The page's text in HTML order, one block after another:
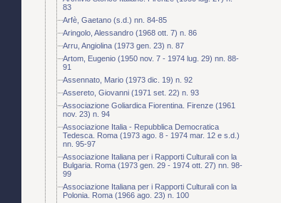
83
Arfè, Gaetano (s.d.) nn. 84-85
Aringolo, Alessandro (1968 ott. 7) n. 86
Arru, Angiolina (1973 gen. 23) n. 87
Artom, Eugenio (1950 nov. 7 - 1974 lug. 29) nn. 88-
91
Assennato, Mario (1973 dic. 19) n. 92
Assereto, Giovanni (1971 set. 22) n. 93
Associazione Goliardica Fiorentina. Firenze (1961
nov. 23) n. 94
Associazione Italia - Repubblica Democratica
Tedesca. Roma (1973 ago. 8 - 1974 mar. 12 e s.d.)
nn. 95-97
Associazione Italiana per i Rapporti Culturali con la
Bulgaria. Roma (1973 gen. 29 - 1974 ott. 27) nn. 98-
99
Associazione Italiana per i Rapporti Culturali con la
Polonia. Roma (1966 ago. 23) n. 100